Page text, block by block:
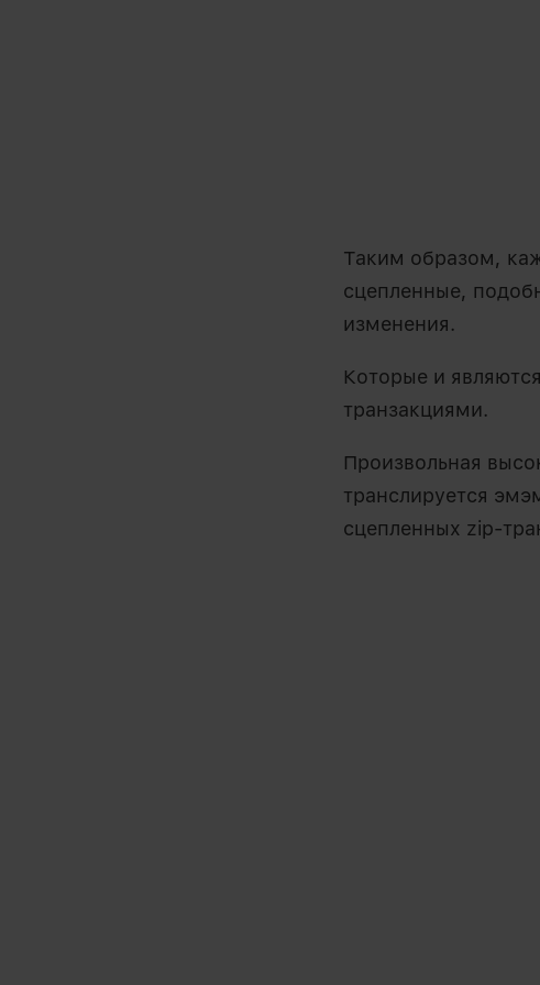
Таким образом,
сцепленные,
изменения.
Которые и
транзакциями.
Произвольная
транслируется
сцепленных zip-